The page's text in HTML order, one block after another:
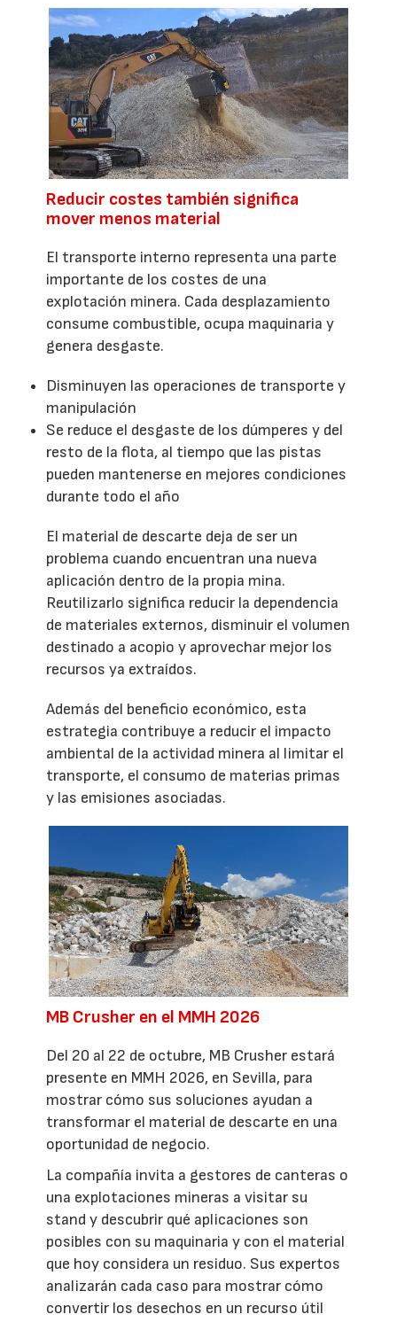
Reducir costes también significa
mover menos material
El transporte interno representa una parte
importante de los costes de una
explotación minera. Cada desplazamiento
consume combustible, ocupa maquinaria y
genera desgaste.
Disminuyen las operaciones de transporte y
manipulación
Se reduce el desgaste de los dúmperes y del
resto de la flota, al tiempo que las pistas
pueden mantenerse en mejores condiciones
durante todo el año
El material de descarte deja de ser un
problema cuando encuentran una nueva
aplicación dentro de la propia mina.
Reutilizarlo significa reducir la dependencia
de materiales externos, disminuir el volumen
destinado a acopio y aprovechar mejor los
recursos ya extraídos.
Además del beneficio económico, esta
estrategia contribuye a reducir el impacto
ambiental de la actividad minera al limitar el
transporte, el consumo de materias primas
y las emisiones asociadas.
MB Crusher en el MMH 2026
Del 20 al 22 de octubre, MB Crusher estará
presente en MMH 2026, en Sevilla, para
mostrar cómo sus soluciones ayudan a
transformar el material de descarte en una
oportunidad de negocio.
La compañía invita a gestores de canteras o
una explotaciones mineras a visitar su
stand y descubrir qué aplicaciones son
posibles con su maquinaria y con el material
que hoy considera un residuo. Sus expertos
analizarán cada caso para mostrar cómo
convertir los desechos en un recurso útil